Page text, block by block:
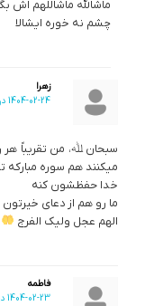
ماشالله ماشاللهم اش
چشم نه خوره ایشالا
زهرا
1404-02-24 در 15:08
سبحان ﷲ، من تقریباً هر
میکنند هم سوره مبارکه
خدا حفظشون کنه
ما رو هم از دعای
الهم عجل ولیک الفرج
فاطمه‌
1404-02-23 در 21:01